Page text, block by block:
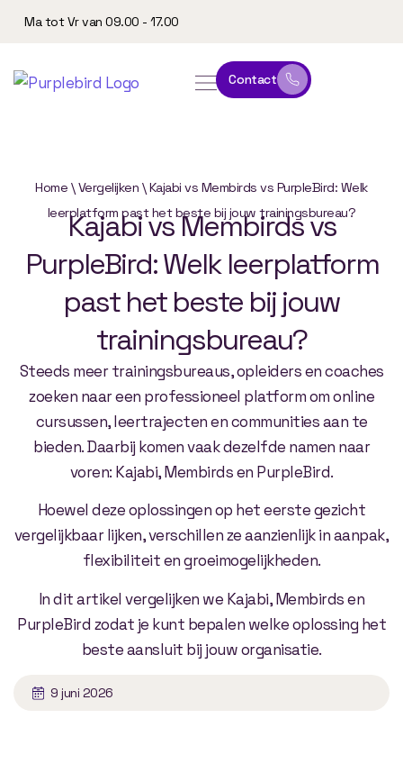
Ma tot Vr van 09.00 - 17.00
Contact
Home \Vergelijken \Kajabi vs Membirds vs PurpleBird: Welk
leerplatform past het beste bij jouw trainingsbureau?
KajabivsMembirdsvs
PurpleBird:Welk leerplatform
past het beste bij jouw
trainingsbureau?
Steeds meer trainingsbureaus, opleiders en coaches
zoeken naar een professioneel platform om online
cursussen, leertrajecten en communities aan te
bieden. Daarbij komen vaak dezelfde namen naar
voren: Kajabi, Membirds en PurpleBird.
Hoewel deze oplossingen op het eerste gezicht
vergelijkbaar lijken, verschillen ze aanzienlijk in aanpak,
flexibiliteit en groeimogelijkheden.
In dit artikel vergelijken we Kajabi, Membirds en
PurpleBird zodat je kunt bepalen welke oplossing het
beste aansluit bij jouw organisatie.
9 juni 2026